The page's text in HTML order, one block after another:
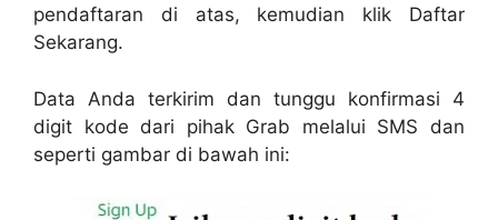
pendaftaran di atas, kemudian klik Daftar
Sekarang.
Data Anda terkirim dan tunggu konfirmasi 4
digit kode dari pihak Grab melalui SMS dan
seperti gambar di bawah ini: